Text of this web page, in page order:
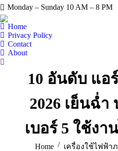
Monday – Sunday 10 AM – 8 PM
Home
Privacy Policy
Contact
About
Search:
10 อันดับ แอ
2026 เย็นฉ่ำ
เบอร์ 5 ใช้ง
You are here:
Home เครื่องใช้ไฟฟ้า